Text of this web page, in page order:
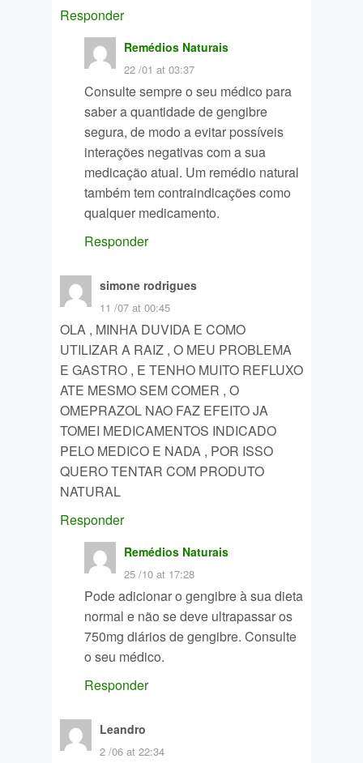
Responder
Remédios Naturais
22 /01 at 03:37
Consulte sempre o seu médico para
saber a quantidade de gengibre
segura, de modo a evitar possíveis
interações negativas com a sua
medicação atual. Um remédio natural
também tem contraindicações como
qualquer medicamento.
Responder
simone rodrigues
11 /07 at 00:45
OLA , MINHA DUVIDA E COMO
UTILIZAR A RAIZ , O MEU PROBLEMA
E GASTRO , E TENHO MUITO REFLUXO
ATE MESMO SEM COMER , O
OMEPRAZOL NAO FAZ EFEITO JA
TOMEI MEDICAMENTOS INDICADO
PELO MEDICO E NADA , POR ISSO
QUERO TENTAR COM PRODUTO
NATURAL
Responder
Remédios Naturais
25 /10 at 17:28
Pode adicionar o gengibre à sua dieta
normal e não se deve ultrapassar os
750mg diários de gengibre. Consulte
o seu médico.
Responder
Leandro
2 /06 at 22:34